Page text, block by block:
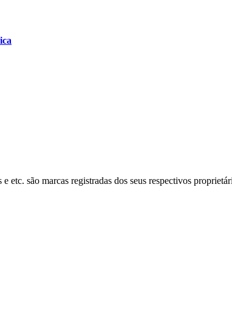
são marcas registradas dos seus respectivos